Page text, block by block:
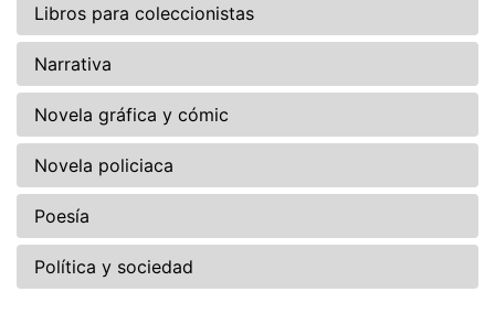
Libros para coleccionistas
Narrativa
Novela gráfica y cómic
Novela policiaca
Poesía
Política y sociedad